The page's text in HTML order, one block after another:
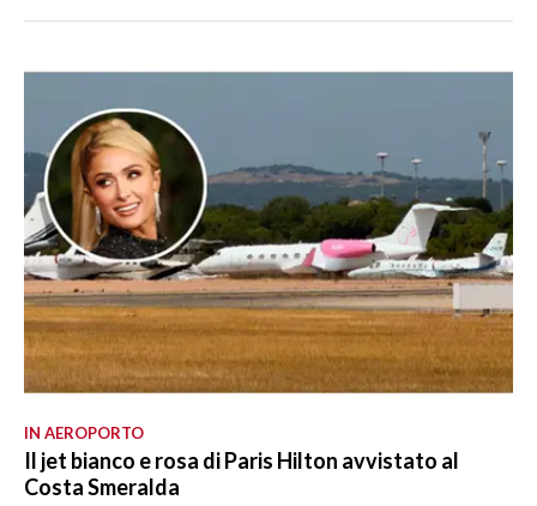
IN AEROPORTO
Il jet bianco e rosa di Paris Hilton avvistato al
Costa Smeralda